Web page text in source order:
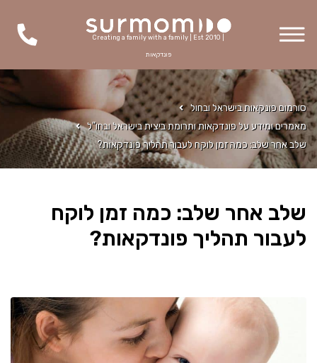
Creating a family with a family | Est 2010 |
פונדקאות
סורמום פונקאות בישראל ובחול
מאמרים ומידע על פונדקאות ותרומת ביצית בישראל ובחו"ל
שלב אחר שלב: כמה זמן לוקח לעבור תהליך פונדקאות?
שלב אחר שלב: כמה זמן לוקח
לעבור תהליך פונדקאות?